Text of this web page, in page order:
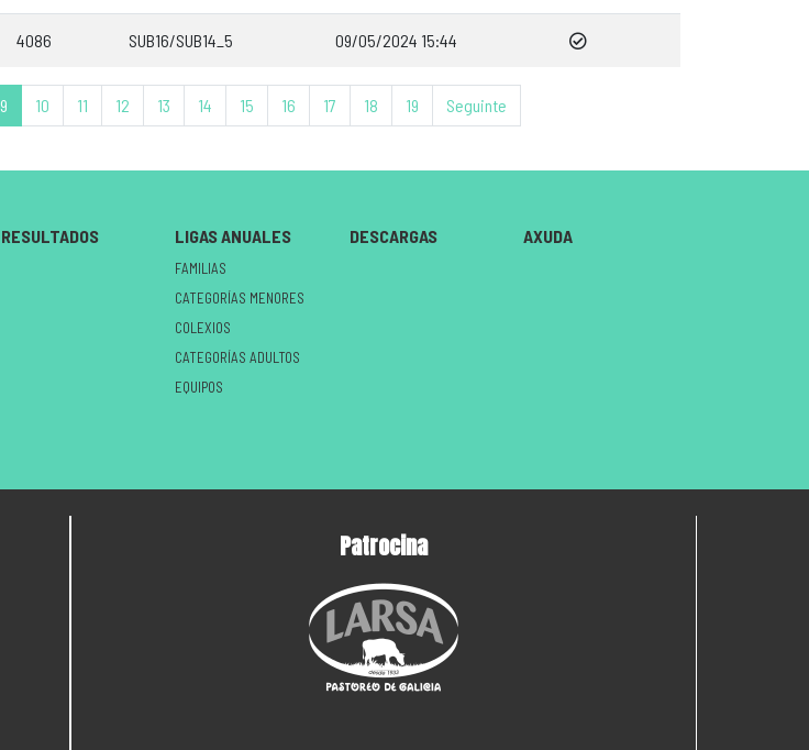
4086 SUB16/SUB14_5 09/05/2024 15:44
9 10 11 12 13 14 15 16 17 18 19 Seguinte
RESULTADOS LIGAS ANUALES
FAMILIAS
CATEGORÍAS MENORES
COLEXIOS
CATEGORÍAS ADULTOS
EQUIPOS
DESCARGAS AXUDA
Patrocina